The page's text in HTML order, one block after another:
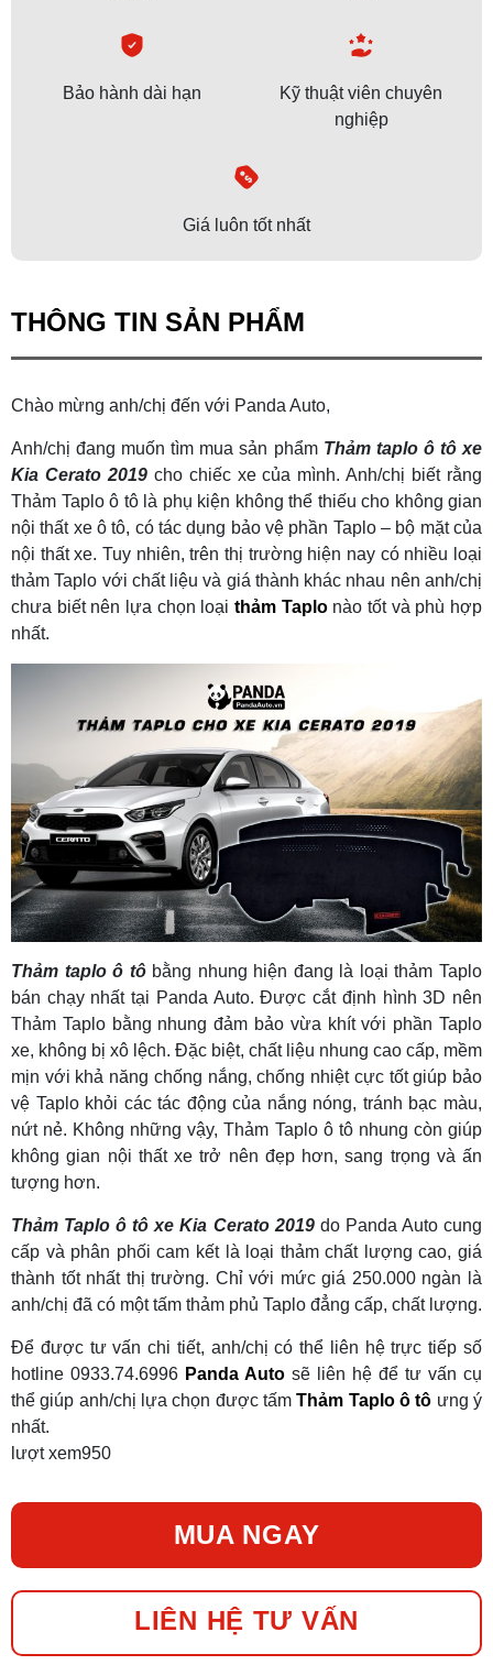
Bảo hành dài hạn
Kỹ thuật viên chuyên
nghiệp
Giá luôn tốt nhất
THÔNG TIN SẢN PHẨM
Chào mừng anh/chị đến với Panda Auto,
Anh/chị đang muốn tìm mua sản phẩm Thảm taplo ô tô xe
Kia Cerato 2019cho chiếc xe của mình. Anh/chị biết rằng
Thảm Taplo ô tô là phụ kiện không thể thiếu cho không gian
nội thất xe ô tô, có tác dụng bảo vệ phần Taplo – bộ mặt của
nội thất xe. Tuy nhiên, trên thị trường hiện nay có nhiều loại
thảm Taplo với chất liệu và giá thành khác nhau nên anh/chị
chưa biết nên lựa chọn loại thảm Taplonào tốt và phù hợp
nhất.
Thảm taplo ô tô bằng nhung hiện đang là loại thảm Taplo
bán chạy nhất tại Panda Auto. Được cắt định hình 3D nên
Thảm Taplo bằng nhung đảm bảo vừa khít với phần Taplo
xe, không bị xô lệch. Đặc biệt, chất liệu nhung cao cấp, mềm
mịn với khả năng chống nắng, chống nhiệt cực tốt giúp bảo
vệ Taplo khỏi các tác động của nắng nóng, tránh bạc màu,
nứt nẻ. Không những vậy, Thảm Taplo ô tô nhung còn giúp
không gian nội thất xe trở nên đẹp hơn, sang trọng và ấn
tượng hơn.
Thảm Taplo ô tô xe Kia Cerato 2019do Panda Auto cung
cấp và phân phối cam kết là loại thảm chất lượng cao, giá
thành tốt nhất thị trường. Chỉ với mức giá 250.000 ngàn là
anh/chị đã có một tấm thảm phủ Taplo đẳng cấp, chất lượng.
Để được tư vấn chi tiết, anh/chị có thể liên hệ trực tiếp số
hotline 0933.74.6996 Panda Auto sẽ liên hệ để tư vấn cụ
thể giúp anh/chị lựa chọn được tấmThảm Taplo ô tô ưng ý
nhất.
lượt xem950
MUA NGAY
LIÊN HỆ TƯ VẤN